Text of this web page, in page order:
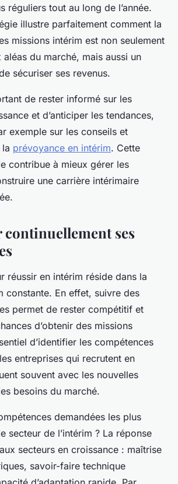
réguliers tout au long de l’année.
illustre parfaitement comment la
missions intérim est non seulement
aléas du marché, mais aussi un
sécuriser ses revenus.
de rester informé sur les
et d’anticiper les tendances,
exemple sur les conseils et
prévoyance en intérim. Cette
contribue à mieux gérer les
une carrière intérimaire
continuellement ses
réussir en intérim réside dans la
constante. En effet, suivre des
permet de rester compétitif et
d’obtenir des missions
d’identifier les compétences
entreprises qui recrutent en
souvent avec les nouvelles
besoins du marché.
demandées les plus
secteur de l’intérim ? La réponse
secteurs en croissance : maîtrise
savoir-faire technique